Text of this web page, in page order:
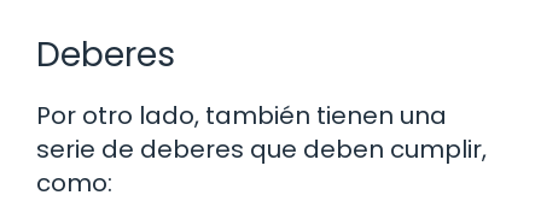
Deberes
Por otro lado, también tienen una
serie de deberes que deben cumplir,
como: